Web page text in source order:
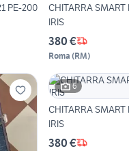
PE-200
CHITARRA SMART
IRIS
380 €
Roma (RM)
6
CHITARRA SMART
IRIS
380 €